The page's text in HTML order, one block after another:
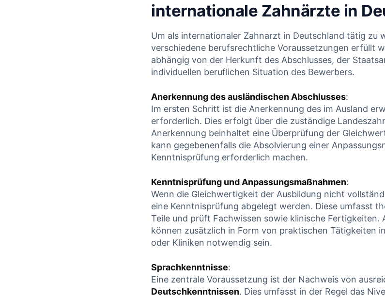
CONTINUE READING CONTINUE
internationale Zahnärzte in
Um als internationaler Zahnarzt in Deutschland tätig zu
verschiedene berufsrechtliche Voraussetzungen erfüllt
abhängig von der Herkunft des‌ Abschlusses, der
individuellen ⁣beruflichen Situation des ⁤Bewerbers.
Anerkennung des ausländischen⁣ Abschlusses:
Im ersten Schritt ⁢ist die Anerkennung des im Ausland
erforderlich. ‍Dies erfolgt über die zuständige
Anerkennung beinhaltet eine Überprüfung der
kann gegebenenfalls die Absolvierung einer
Kenntnisprüfung erforderlich machen.
Kenntnisprüfung und Anpassungsmaßnahmen:
Wenn die Gleichwertigkeit der Ausbildung nicht‍
eine Kenntnisprüfung abgelegt ⁢werden. ⁤Diese umfasst
Teile und prüft Fachwissen sowie klinische Fertigkeiten.
können zusätzlich in Form von praktischen Tätigkeiten
⁣oder Kliniken notwendig sein.
Sprachkenntnisse:
Eine zentrale Voraussetzung ist der Nachweis von
Deutschkenntnissen. Dies umfasst in der Regel das